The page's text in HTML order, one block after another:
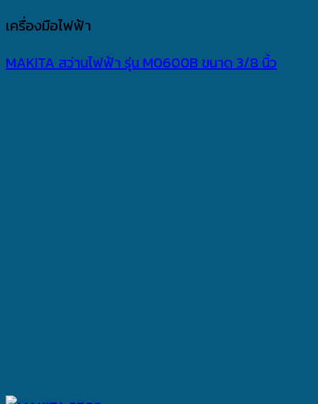
เครื่องมือไฟฟ้า
MAKITA สว่านไฟฟ้า รุ่น M0600B ขนาด 3/8 นิ้ว